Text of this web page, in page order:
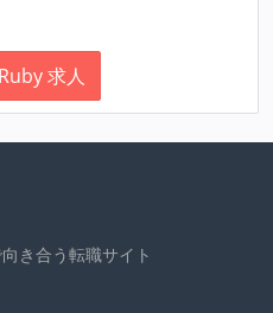
求人
き合う転職サイト